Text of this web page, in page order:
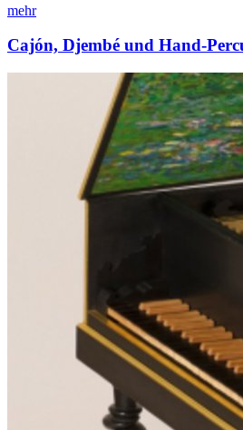
mehr
Cajón, Djembé und Hand-